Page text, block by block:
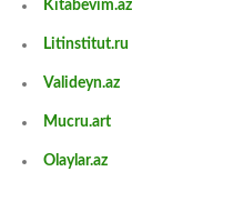
Kitabevim.az
Litinstitut.ru
Valideyn.az
Mucru.art
Olaylar.az